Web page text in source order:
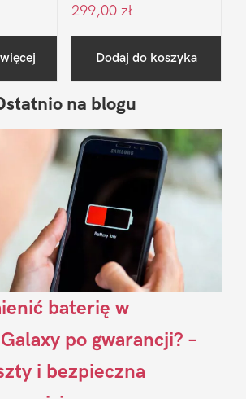
299,00 zł
Dodaj do koszyka
na blogu
baterię w
po gwarancji? –
i bezpieczna